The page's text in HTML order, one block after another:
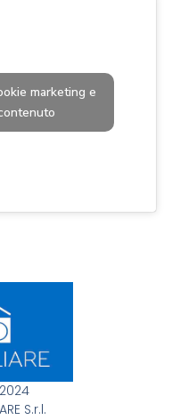
S.r.l.
marketing e